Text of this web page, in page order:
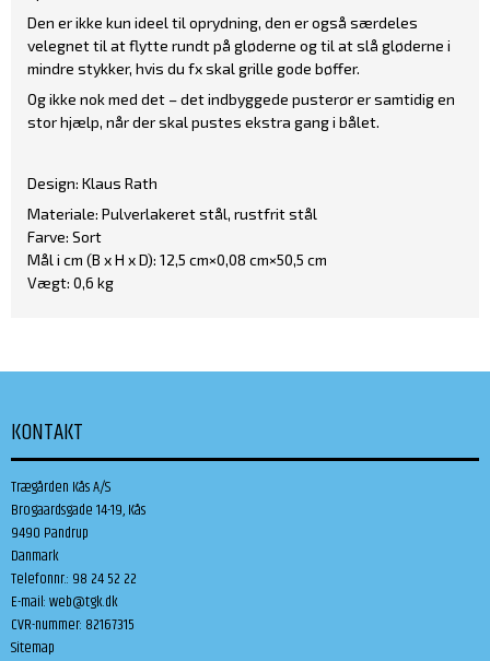
Den er ikke kun ideel til oprydning, den er også særdeles
velegnet til at flytte rundt på gløderne og til at slå gløderne i
mindre stykker, hvis du fx skal grille gode bøffer.
Og ikke nok med det – det indbyggede pusterør er samtidig en
stor hjælp, når der skal pustes ekstra gang i bålet.
Design: Klaus Rath
Materiale: Pulverlakeret stål, rustfrit stål
Farve: Sort
Mål i cm (B x H x D): 12,5 cm×0,08 cm×50,5 cm
Vægt: 0,6 kg
KONTAKT
Trægården Kås A/S
Brogaardsgade 14-19, Kås
9490 Pandrup
Danmark
Telefonnr.: 98 24 52 22
E-mail:web@tgk.dk
CVR-nummer: 82167315
Sitemap